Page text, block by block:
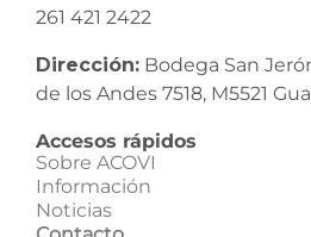
261 421 2422
Dirección: Bodega San
de los Andes 7518, M5521
Accesos rápidos
Sobre ACOVI
Información
Noticias